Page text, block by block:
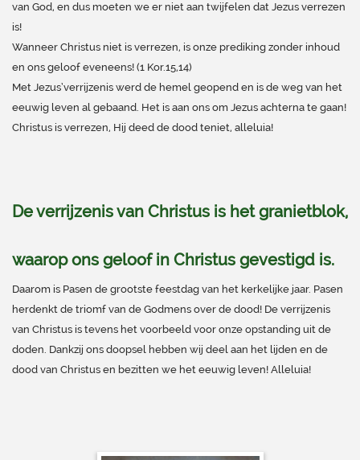
van God, en dus moeten we er niet aan twijfelen dat Jezus verrezen
is!
Wanneer Christus niet is verrezen, is onze prediking zonder inhoud
en ons geloof eveneens! (1 Kor.15,14)
Met Jezus’verrijzenis werd de hemel geopend en is de weg van het
eeuwig leven al gebaand. Het is aan ons om Jezus achterna te gaan!
Christus is verrezen, Hij deed de dood teniet, alleluia!
De verrijzenis van Christus is het granietblok,
waarop ons geloof in Christus gevestigd is.
Daarom is Pasen de grootste feestdag van het kerkelijke jaar. Pasen
herdenkt de triomf van de Godmens over de dood! De verrijzenis
van Christus is tevens het voorbeeld voor onze opstanding uit de
doden. Dankzij ons doopsel hebben wij deel aan het lijden en de
dood van Christus en bezitten we het eeuwig leven! Alleluia!